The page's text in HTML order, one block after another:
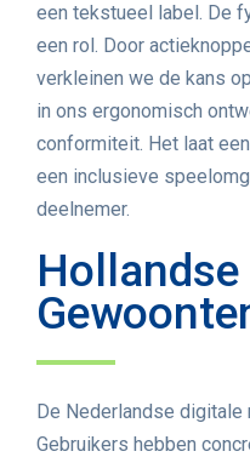
een tekstueel label. De
een rol. Door
verkleinen we de kans
in ons ergonomisch
conformiteit. Het laat
een inclusieve
deelnemer.
De Nederlandse digitale
Gebruikers hebben